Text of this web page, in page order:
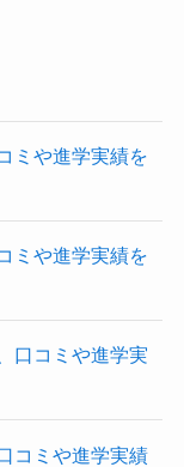
ミや進学実績を
ミや進学実績を
口コミや進学実
コミや進学実績